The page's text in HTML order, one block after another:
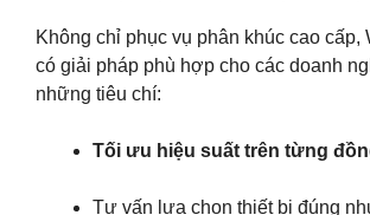
Không chỉ phục vụ phân khúc cao cấp,
có giải pháp phù hợp cho các doanh
những tiêu chí:
Tối ưu hiệu suất trên từng
Tư vấn lựa chọn thiết bị đúng